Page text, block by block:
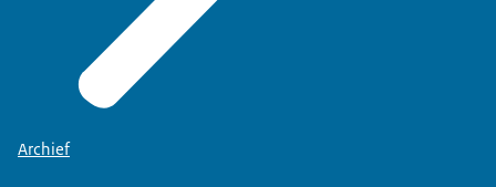
Archief